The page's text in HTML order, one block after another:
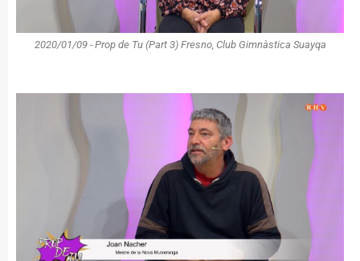
2020/01/09 - Prop de Tu (Part 3) Fresno, Club Gimnàstica Suayqa